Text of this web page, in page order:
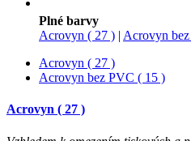
Plné barvy
Acrovyn ( 27 ) | Acrovyn
Acrovyn ( 27 )
Acrovyn bez PVC ( 15 )
Acrovyn ( 27 )